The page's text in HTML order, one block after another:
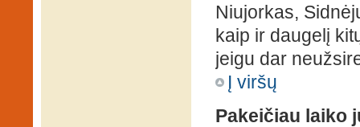
Niujorkas,
kaip ir daugelį
jeigu dar
Į viršų
Pakeičiau laiko